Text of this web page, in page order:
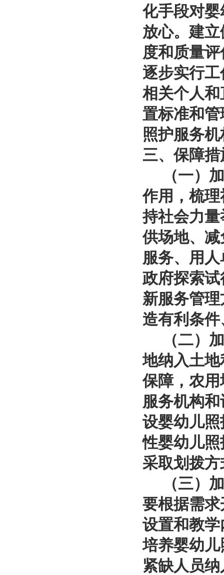
化手段对
放心。建
度和质量
逐步实行
相关个人
置标准和
照护服务
三、保障措
（一）加
作用，梳
持社会力
供场地、
服务、用
政府探索
新服务管
造有利条
（二）加
地纳入土
保障，农
服务机构
设婴幼儿
性婴幼儿
采取划拨
（三）加
要根据需
设置和教
培养婴幼
紧缺人员